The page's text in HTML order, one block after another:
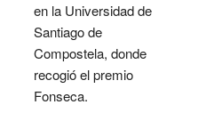
en la Universidad de
Santiago de
Compostela, donde
recogió el premio
Fonseca.